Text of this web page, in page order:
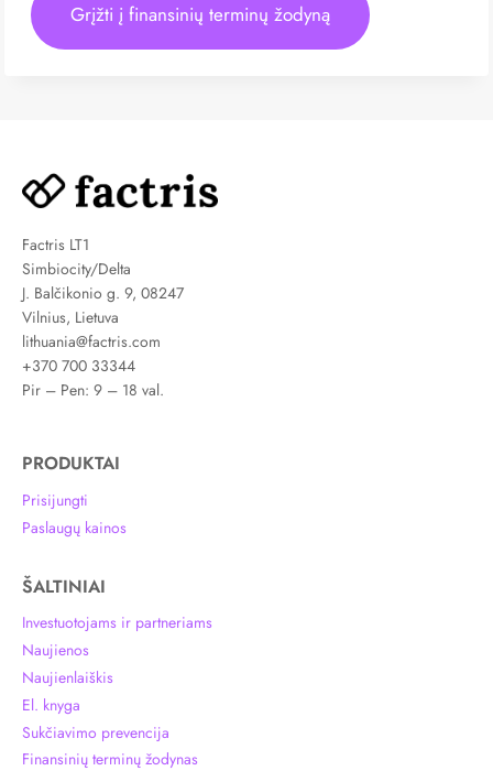
Grįžti į finansinių terminų žodyną
Factris LT1
Simbiocity/Delta
J. Balčikonio g. 9, 08247
Vilnius, Lietuva
lithuania@factris.com
+370 700 33344
Pir – Pen: 9 – 18 val.
PRODUKTAI
Prisijungti
Paslaugų kainos
ŠALTINIAI
Investuotojams ir partneriams
Naujienos
Naujienlaiškis
El. knyga
Sukčiavimo prevencija
Finansinių terminų žodynas